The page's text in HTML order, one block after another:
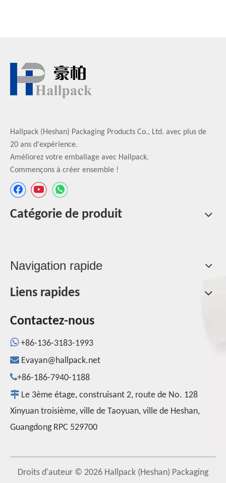
Hallpack (Heshan) Packaging Products Co., Ltd. avec plus de
20 ans d'expérience.
Améliorez votre emballage avec Hallpack.
Commençons à créer ensemble !
Catégorie de produit
Navigation rapide
Liens rapides
Contactez-nous
 +86-136-3183-1993
 Evayan@hallpack.net
+86-186-7940-1188
 Le 3ème étage, construisant 2, route de No. 128
Xinyuan troisième, ville de Taoyuan, ville de Heshan,
Guangdong RPC 529700
Droits d'auteur © 2026 Hallpack (Heshan) Packaging